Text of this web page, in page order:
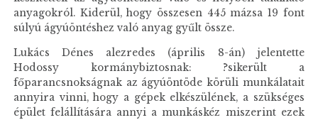
anyagokról. Kiderül, hogy összesen 445 mázsa 19 font
súlyú ágyúöntéshez való anyag gyűlt össze.
Lukács Dénes alezredes (április 8-án) jelentette
Hodossy kormánybiztosnak: ?sikerült a
főparancsnokságnak az ágyúöntöde körüli munkálatait
annyira vinni, hogy a gépek elkészülének, a szükséges
épület felállítására annyi a munkáskéz miszerint ezek